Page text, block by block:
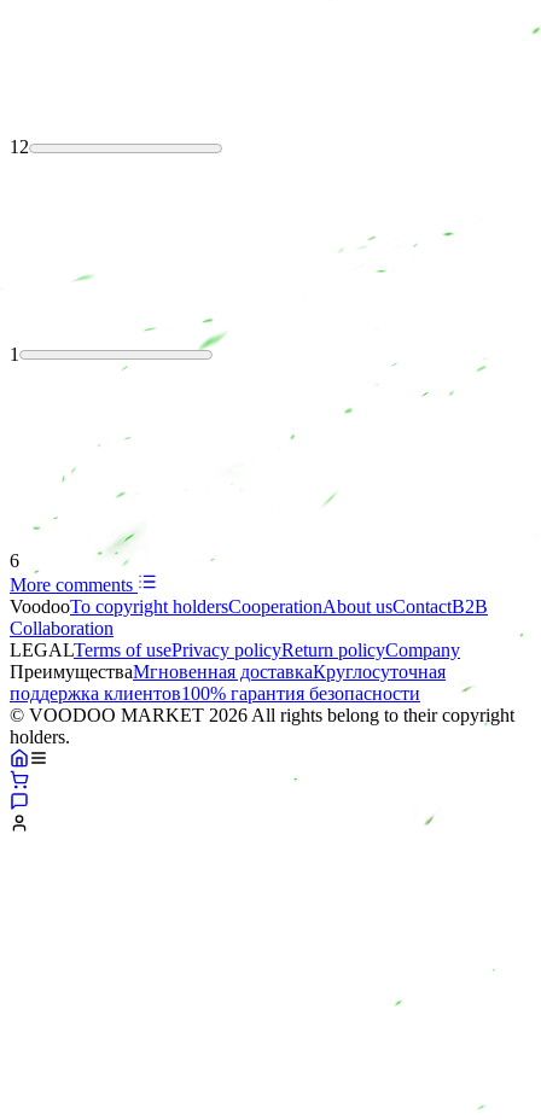
12
1
6
More comments
VoodooTo copyright holdersСooperationAbout usContactB2B
Collaboration
LEGALTerms of usePrivacy policyReturn policyCompany
ПреимуществаМгновенная доставкаКруглосуточная
поддержка клиентов100% гарантия безопасности
© VOODOO MARKET 2026 All rights belong to their copyright
holders.